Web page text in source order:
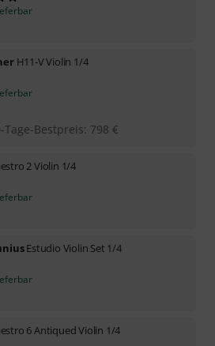
H11-V Violin 1/4
Tage-Bestpreis: 798 €
2 Violin 1/4
Estudio Violin Set 1/4
6 Antiqued Violin 1/4